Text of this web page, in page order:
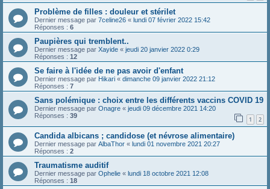
Problème de filles : douleur et stérilet
Dernier message par 7celine26 « lundi 07 février 2022 15:42
Réponses : 6
Paupières qui tremblent..
Dernier message par Xayide « jeudi 20 janvier 2022 0:29
Réponses : 12
Se faire à l'idée de ne pas avoir d'enfant
Dernier message par Hikari « dimanche 09 janvier 2022 21:12
Réponses : 7
Sans polémique : choix entre les différents vaccins COVID 19
Dernier message par Onagre « jeudi 09 décembre 2021 14:20
Réponses : 39 1 2
Candida albicans ; candidose (et névrose alimentaire)
Dernier message par AlbaThor « lundi 01 novembre 2021 20:27
Réponses : 2
Traumatisme auditif
Dernier message par Ophelie « lundi 18 octobre 2021 12:08
Réponses : 18